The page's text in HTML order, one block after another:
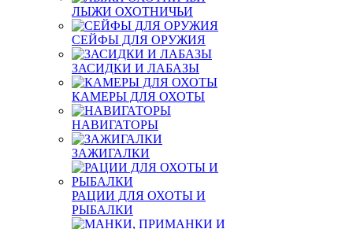
ЛЫЖИ ОХОТНИЧЬИ
СЕЙФЫ ДЛЯ ОРУЖИЯ
ЗАСИДКИ И ЛАБАЗЫ
КАМЕРЫ ДЛЯ ОХОТЫ
НАВИГАТОРЫ
ЗАЖИГАЛКИ
РАЦИИ ДЛЯ ОХОТЫ И
РЫБАЛКИ